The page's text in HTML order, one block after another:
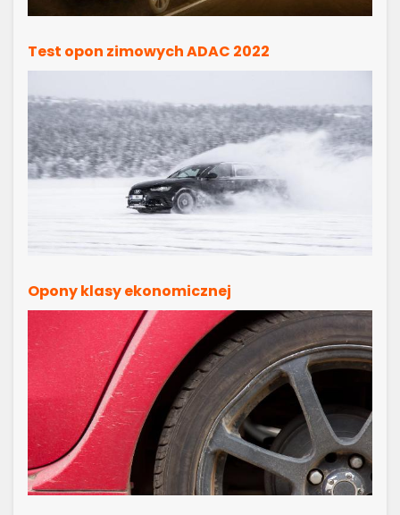
Test opon zimowych ADAC 2022
Opony klasy ekonomicznej